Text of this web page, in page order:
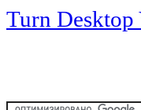
Turn